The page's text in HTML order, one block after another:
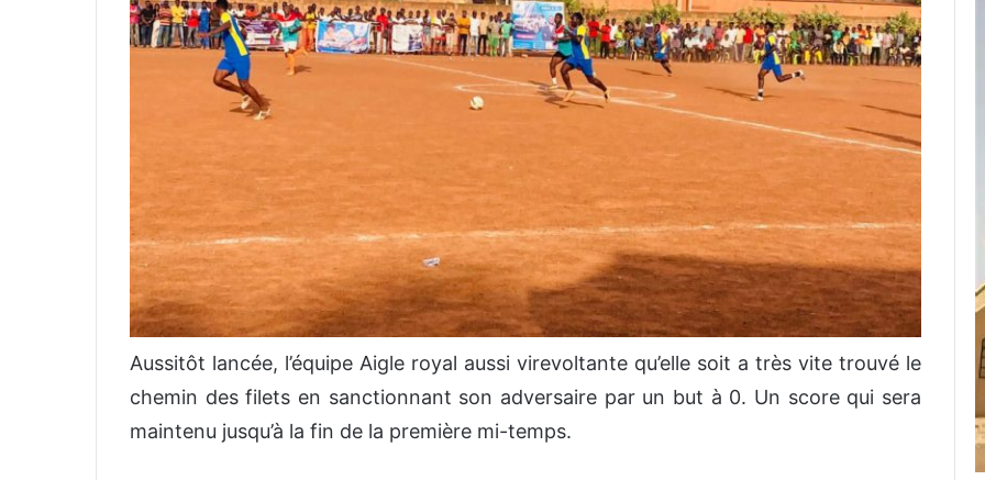
Aussitôt lancée, l’équipe Aigle royal aussi virevoltante qu’elle soit a très vite trouvé le
chemin des filets en sanctionnant son adversaire par un but à 0. Un score qui sera
maintenu jusqu’à la fin de la première mi-temps.